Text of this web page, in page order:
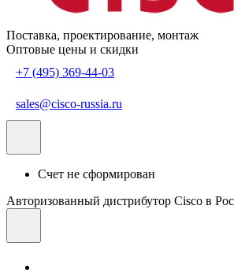
Поставка, проектирование, монтаж
Оптовые цены и скидки
+7 (495) 369-44-03
sales@cisco-russia.ru
Счет не сформирован
Авторизованный дистрибутор Cisco в